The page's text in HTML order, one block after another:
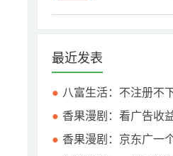
最近发表
八富生活：不注册不下载每天10个广告
香果漫剧：看广告收益超高，
香果漫剧：京东广一个2元